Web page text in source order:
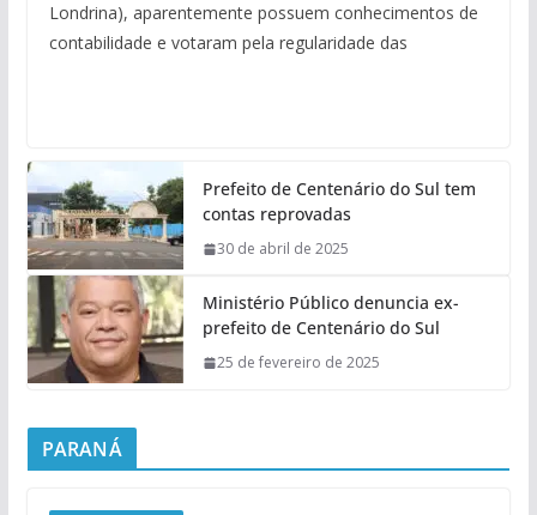
Londrina), aparentemente possuem conhecimentos de
contabilidade e votaram pela regularidade das
Prefeito de Centenário do Sul tem
contas reprovadas
30 de abril de 2025
Ministério Público denuncia ex-
prefeito de Centenário do Sul
25 de fevereiro de 2025
PARANÁ